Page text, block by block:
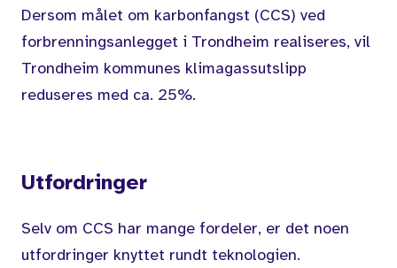
Dersom målet om karbonfangst (CCS) ved
forbrenningsanlegget i Trondheim realiseres, vil
Trondheim kommunes klimagassutslipp
reduseres med ca. 25%.
Utfordringer
Selv om CCS har mange fordeler, er det noen
utfordringer knyttet rundt teknologien.